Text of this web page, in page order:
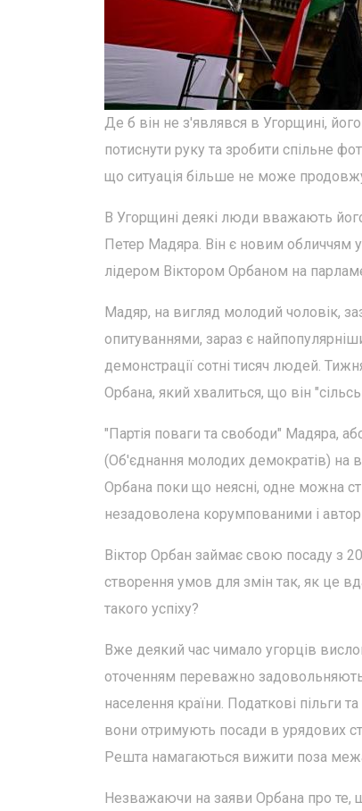
Де б він не з'являвся в Угорщині,
потиснути руку та зробити спільне
що ситуація більше не може
В Угорщині деякі люди вважають
Петер Мадяра. Він є новим обличчям
лідером Віктором Орбаном на
Мадяр, на вигляд молодий чоловік,
опитуваннями, зараз є
демонстрації сотні тисяч людей.
Орбана, який хвалиться, що він
"Партія поваги та свободи" Мадяра,
(Об'єднання молодих демократів) на
Орбана поки що неясні, одне можна
незадоволена корумпованими і
Віктор Орбан займає свою посаду з
створення умов для змін так, як це
такого успіху?
Вже деякий час чимало угорців
оточенням переважно задовольняють
населення країни. Податкові пільги
вони отримують посади в урядових
Решта намагаються вижити поза
Незважаючи на заяви Орбана про те,